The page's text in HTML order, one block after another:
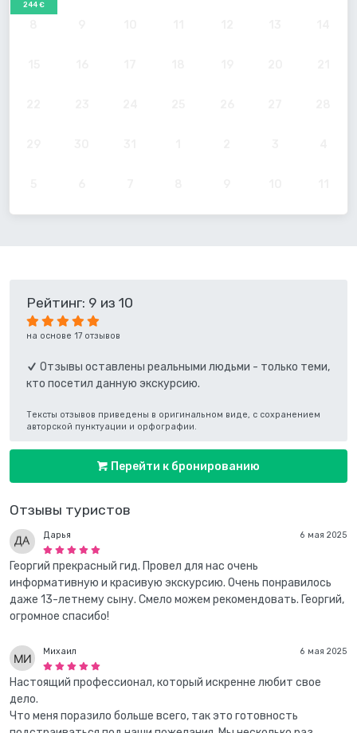
244 €
Отзывы туристов
6 мая 2025
Дарья
Георгий прекрасный гид. Провел для нас очень
информативную и красивую экскурсию. Очень понравилось
даже 13-летнему сыну. Смело можем рекомендовать. Георгий,
огромное спасибо!
6 мая 2025
Михаил
Настоящий профессионал, который искренне любит свое
дело.
Что меня поразило больше всего, так это готовность
Рейтинг: 9 из 10
на основе 17 отзывов
Отзывы оставлены реальными людьми - только теми,
кто посетил данную экскурсию.
Тексты отзывов приведены в оригинальном виде, с сохранением
авторской пунктуации и орфографии.
Перейти к бронированию